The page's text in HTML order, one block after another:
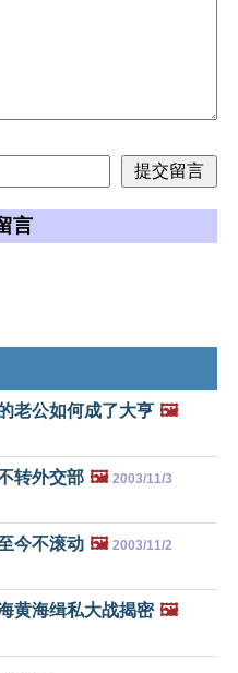
言
老公如何成了大亨 🖼️
转外交部 🖼️ 2003/11/3
今不滚动 🖼️ 2003/11/2
黄海缉私大战揭密 🖼️